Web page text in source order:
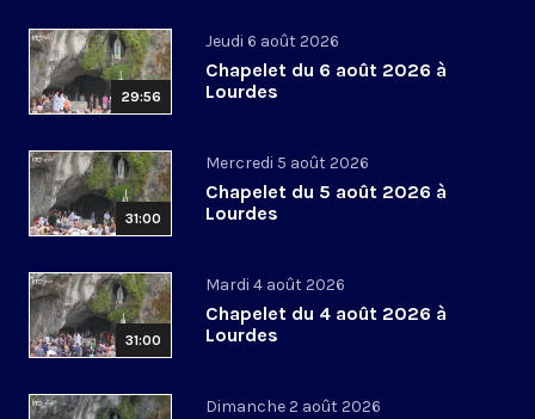
29:56
Jeudi 6 août 2026
Chapelet du 6 août 2026 à
Lourdes
31:00
Mercredi 5 août 2026
Chapelet du 5 août 2026 à
Lourdes
31:00
Mardi 4 août 2026
Chapelet du 4 août 2026 à
Lourdes
Dimanche 2 août 2026